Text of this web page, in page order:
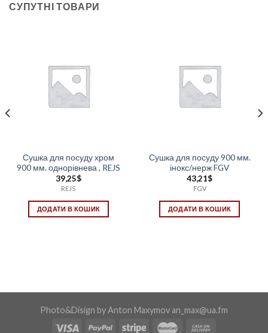
СУПУТНІ ТОВАРИ
Сушка для посуду хром
900 мм. однорівнева , REJS
39,25$
REJS
ДОДАТИ В КОШИК
Сушка для посуду 900 мм.
інокс/нерж FGV
43,21$
FGV
ДОДАТИ В КОШИК
Photo&Disign by Anton Maxymov an_max@ua.fm